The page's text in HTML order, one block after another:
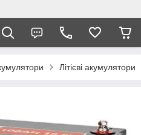
Літієві акумулятори